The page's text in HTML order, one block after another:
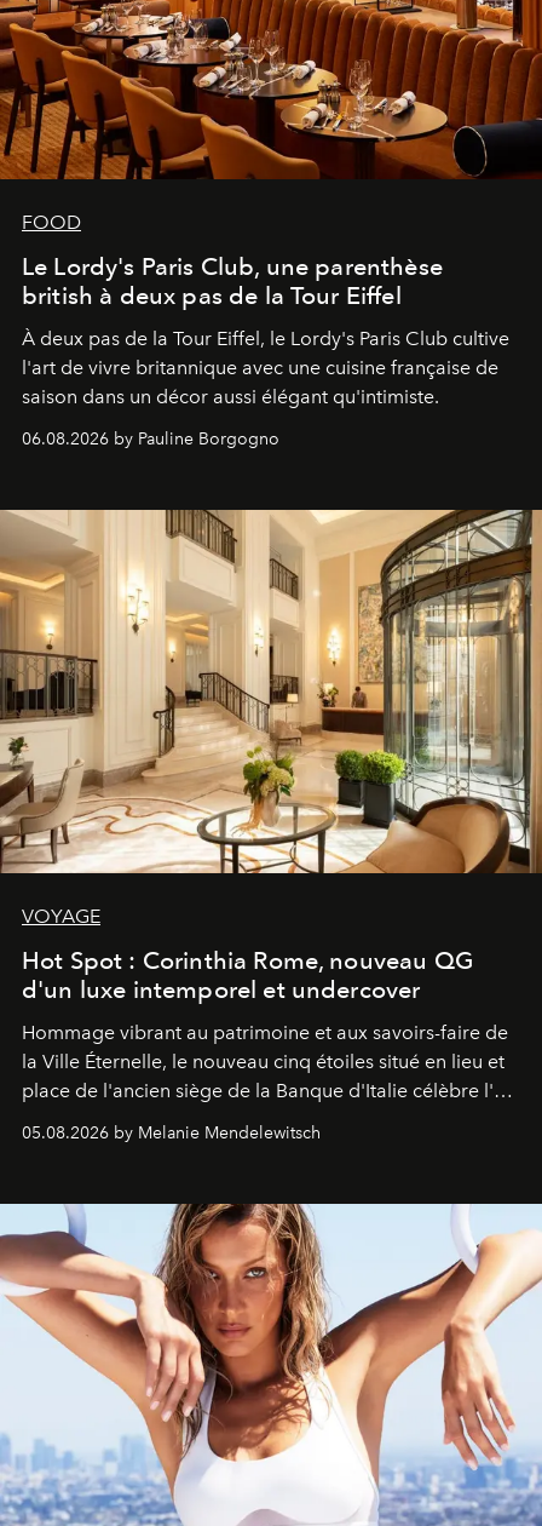
FOOD
Le Lordy's Paris Club, une parenthèse
british à deux pas de la Tour Eiffel
À deux pas de la Tour Eiffel, le Lordy's Paris Club cultive
l'art de vivre britannique avec une cuisine française de
saison dans un décor aussi élégant qu'intimiste.
06.08.2026 by Pauline Borgogno
VOYAGE
Hot Spot : Corinthia Rome, nouveau QG
d'un luxe intemporel et undercover
Hommage vibrant au patrimoine et aux savoirs-faire de
la Ville Éternelle, le nouveau cinq étoiles situé en lieu et
place de l'ancien siège de la Banque d'Italie célèbre l'art
05.08.2026 by Melanie Mendelewitsch